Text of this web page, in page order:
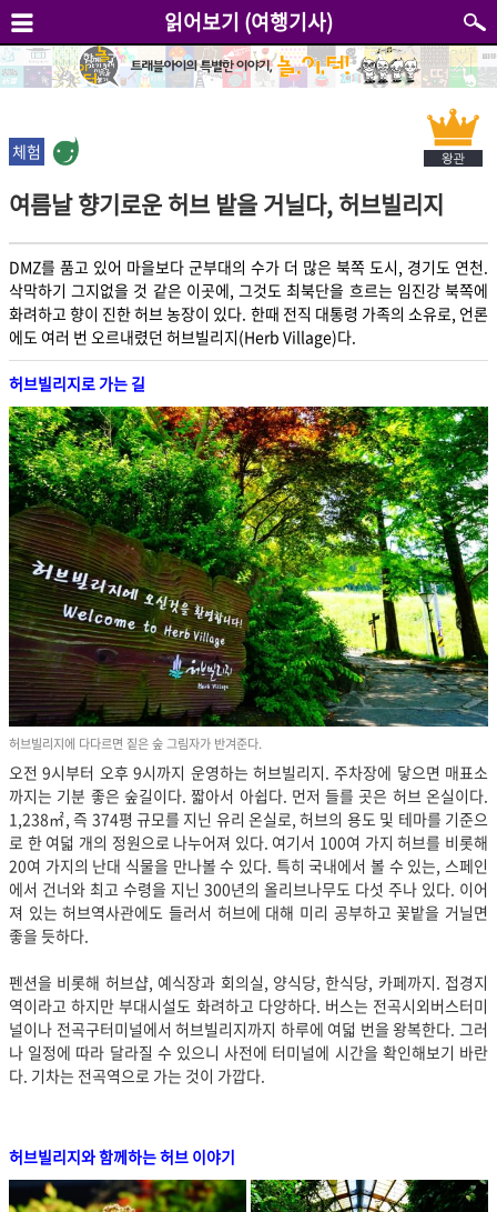
읽어보기 (여행기사)
체험
여름날 향기로운 허브 밭을 거닐다, 허브빌리지
DMZ를 품고 있어 마을보다 군부대의 수가 더 많은 북쪽 도시, 경기도 연천.
삭막하기 그지없을 것 같은 이곳에, 그것도 최북단을 흐르는 임진강 북쪽에
화려하고 향이 진한 허브 농장이 있다. 한때 전직 대통령 가족의 소유로, 언론
에도 여러 번 오르내렸던 허브빌리지(Herb Village)다.
허브빌리지로 가는 길
허브빌리지에 다다르면 짙은 숲 그림자가 반겨준다.
오전 9시부터 오후 9시까지 운영하는 허브빌리지. 주차장에 닿으면 매표소
까지는 기분 좋은 숲길이다. 짧아서 아쉽다. 먼저 들를 곳은 허브 온실이다.
1,238㎡, 즉 374평 규모를 지닌 유리 온실로, 허브의 용도 및 테마를 기준으
로 한 여덟 개의 정원으로 나누어져 있다. 여기서 100여 가지 허브를 비롯해
20여 가지의 난대 식물을 만나볼 수 있다. 특히 국내에서 볼 수 있는, 스페인
에서 건너와 최고 수령을 지닌 300년의 올리브나무도 다섯 주나 있다. 이어
져 있는 허브역사관에도 들러서 허브에 대해 미리 공부하고 꽃밭을 거닐면
좋을 듯하다.
펜션을 비롯해 허브샵, 예식장과 회의실, 양식당, 한식당, 카페까지. 접경지
역이라고 하지만 부대시설도 화려하고 다양하다. 버스는 전곡시외버스터미
널이나 전곡구터미널에서 허브빌리지까지 하루에 여덟 번을 왕복한다. 그러
나 일정에 따라 달라질 수 있으니 사전에 터미널에 시간을 확인해보기 바란
다. 기차는 전곡역으로 가는 것이 가깝다.
허브빌리지와 함께하는 허브 이야기